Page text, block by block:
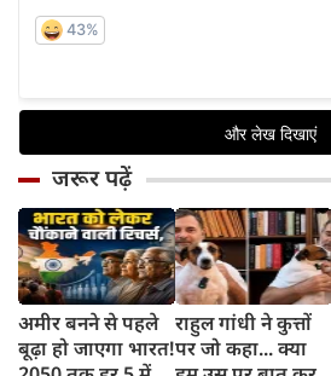
जरूर पढ़ें
अमीर बनने से पहले
बूढ़ा हो जाएगा भारत!
राहुल गांधी ने कुत्तों
पर जो कहा... क्या